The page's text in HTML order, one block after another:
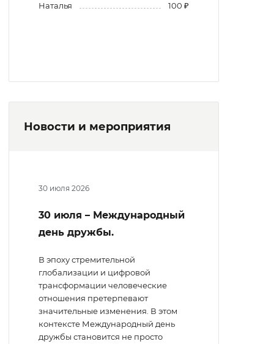
Наталья
100 ₽
Новости и мероприятия
30 июля 2026
30 июля – Международный
день дружбы.
В эпоху стремительной
глобализации и цифровой
трансформации человеческие
отношения претерпевают
значительные изменения. В этом
контексте Международный день
дружбы становится не просто